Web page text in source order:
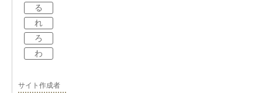
る
れ
ろ
わ
サイト作成者